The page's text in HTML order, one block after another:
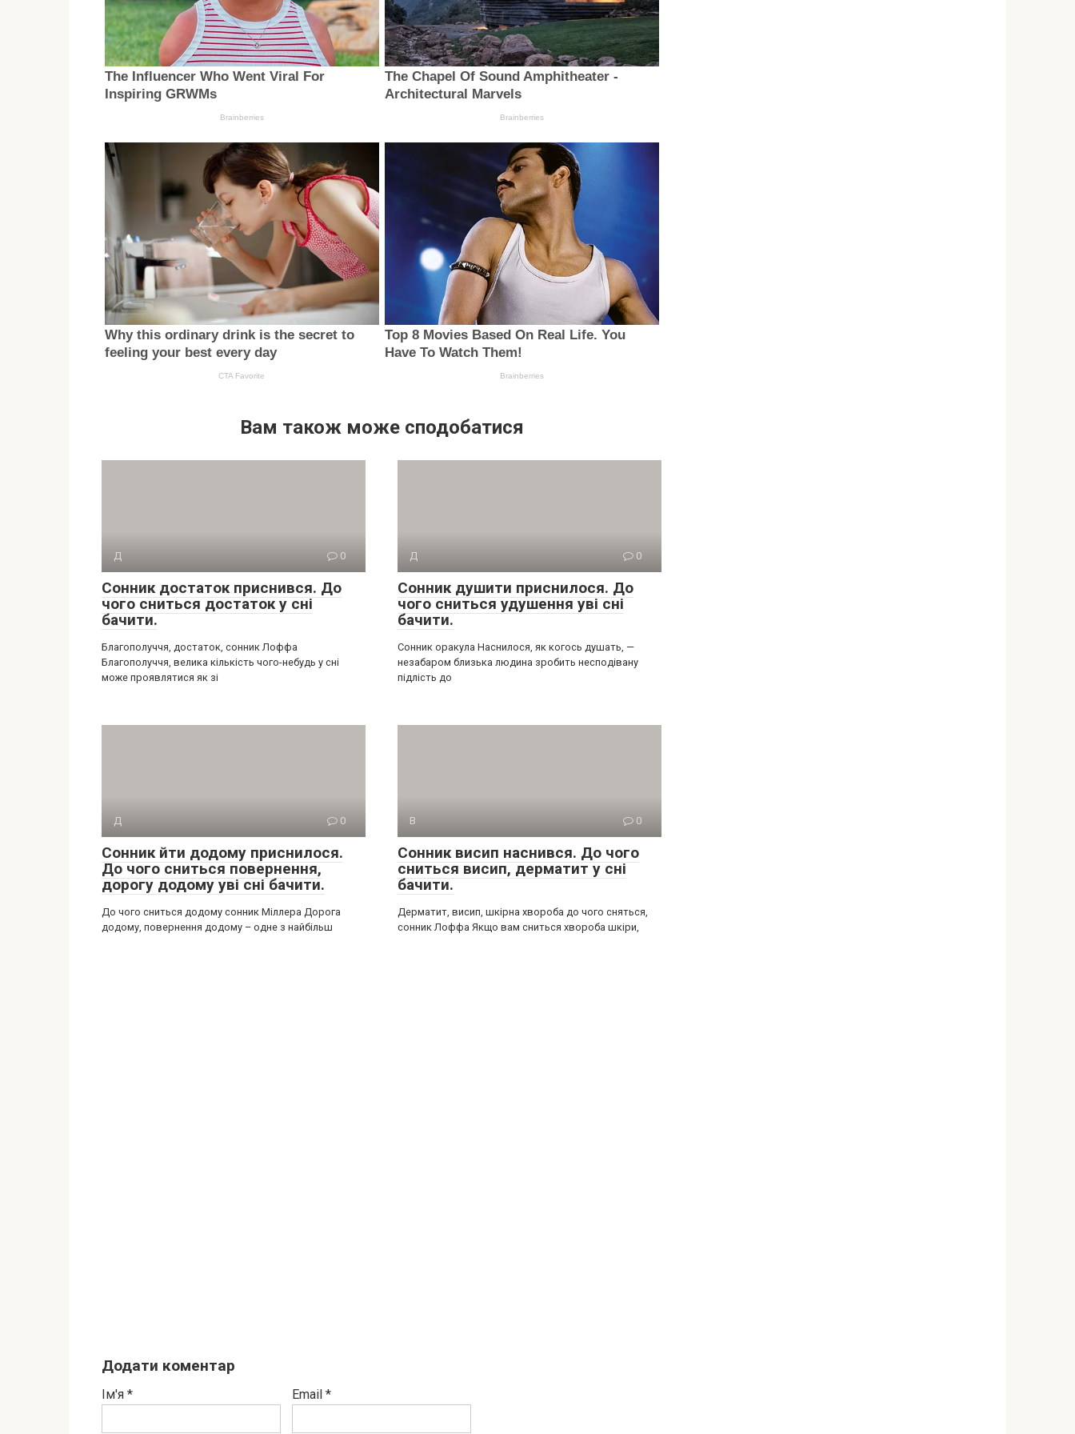
Вам також може сподобатися
Д 0
Сонник достаток приснився. До
чого сниться достаток у сні
бачити.
Благополуччя, достаток, сонник Лоффа
Благополуччя, велика кількість чого-небудь у сні
може проявлятися як зі
Д 0
Сонник душити приснилося. До
чого сниться удушення уві сні
бачити.
Сонник оракула Наснилося, як когось душать, —
незабаром близька людина зробить несподівану
підлість до
Д 0
Сонник йти додому приснилося.
До чого сниться повернення,
дорогу додому уві сні бачити.
До чого сниться додому сонник Міллера Дорога
додому, повернення додому – одне з найбільш
В 0
Сонник висип наснився. До чого
сниться висип, дерматит у сні
бачити.
Дерматит, висип, шкірна хвороба до чого сняться,
сонник Лоффа Якщо вам сниться хвороба шкіри,
Додати коментар
Ім'я * Email *